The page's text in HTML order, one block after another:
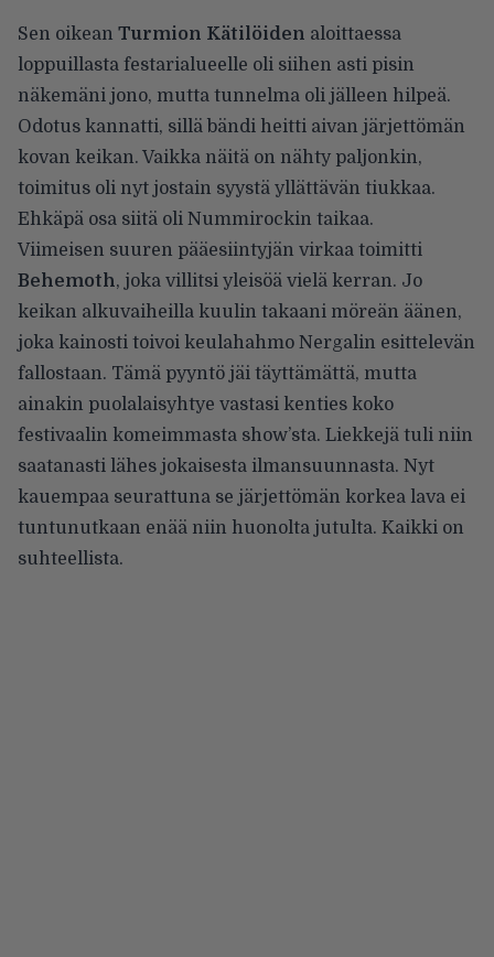
Sen oikean Turmion Kätilöiden aloittaessa
loppuillasta festarialueelle oli siihen asti pisin
näkemäni jono, mutta tunnelma oli jälleen hilpeä.
Odotus kannatti, sillä bändi heitti aivan järjettömän
kovan keikan. Vaikka näitä on nähty paljonkin,
toimitus oli nyt jostain syystä yllättävän tiukkaa.
Ehkäpä osa siitä oli Nummirockin taikaa.
Viimeisen suuren pääesiintyjän virkaa toimitti
Behemoth, joka villitsi yleisöä vielä kerran. Jo
keikan alkuvaiheilla kuulin takaani möreän äänen,
joka kainosti toivoi keulahahmo Nergalin esittelevän
fallostaan. Tämä pyyntö jäi täyttämättä, mutta
ainakin puolalaisyhtye vastasi kenties koko
festivaalin komeimmasta show’sta. Liekkejä tuli niin
saatanasti lähes jokaisesta ilmansuunnasta. Nyt
kauempaa seurattuna se järjettömän korkea lava ei
tuntunutkaan enää niin huonolta jutulta. Kaikki on
suhteellista.